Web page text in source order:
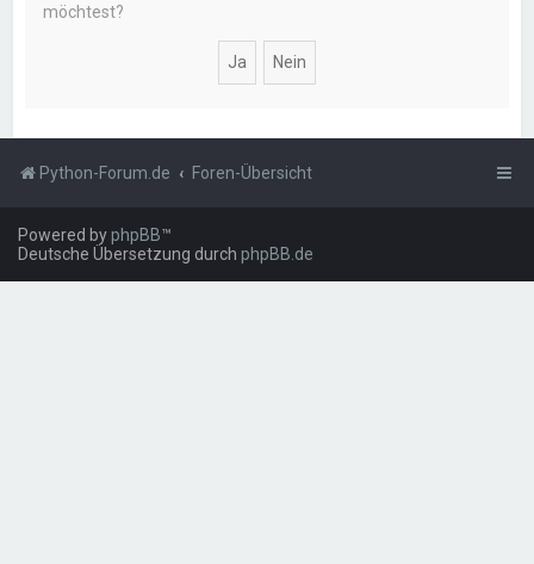
möchtest?
Python-Forum.de Foren-Übersicht
Powered byphpBB™
Deutsche Übersetzung durch phpBB.de